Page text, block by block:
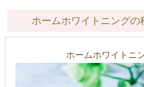
ホームホワイトニングの
ホームホワイトニ